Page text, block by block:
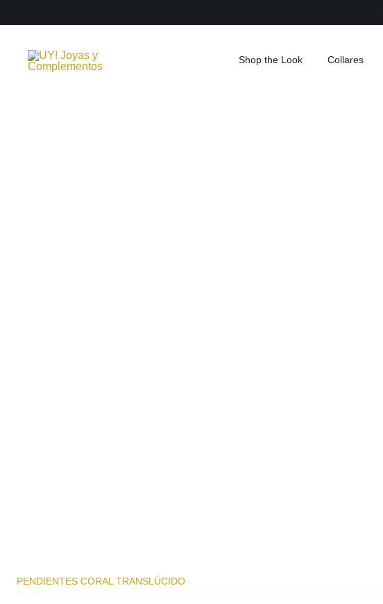
al
contenido
Shop the Look Collares
PENDIENTES CORAL TRANSLÚCIDO